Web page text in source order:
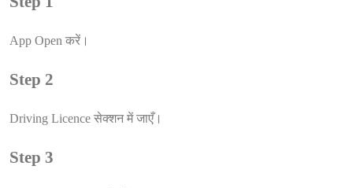
App Open करें।
Step 2
Driving Licence सेक्शन में जाएँ।
Step 3